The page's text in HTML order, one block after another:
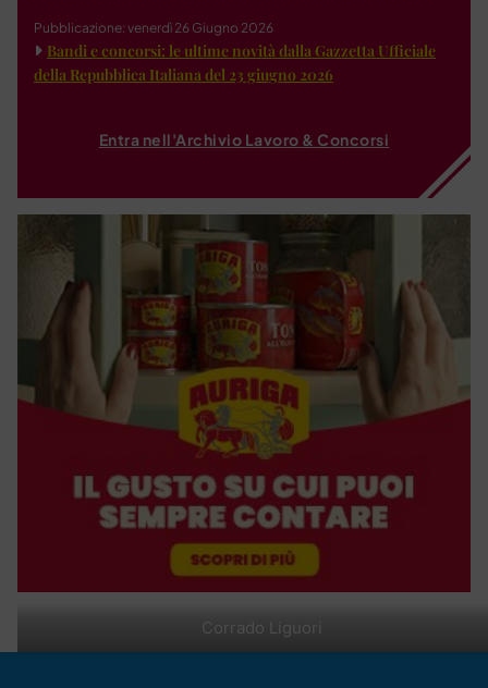
Corrado Liguori
Pubblicazione: venerdì 26 Giugno 2026
Bandi e concorsi: le ultime novità dalla Gazzetta Ufficiale
della Repubblica Italiana del 23 giugno 2026
Entra nell'Archivio Lavoro & Concorsi